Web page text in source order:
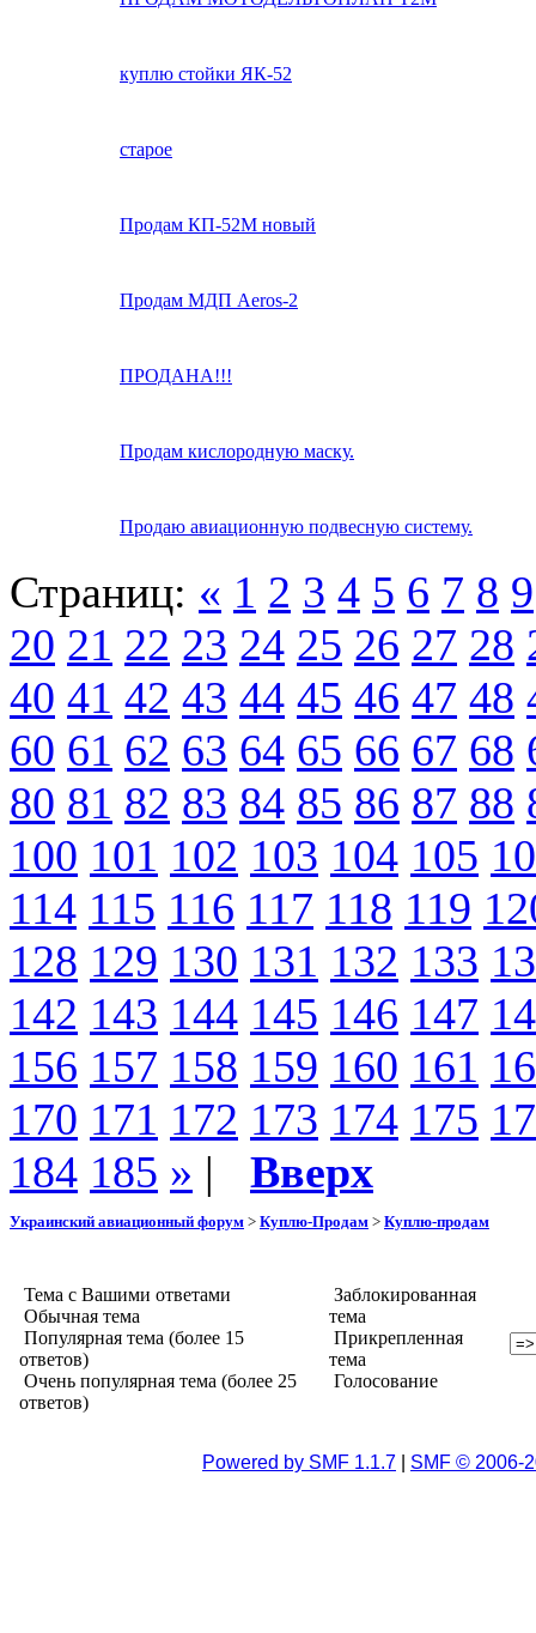
куплю стойки ЯК-52
старое
Продам КП-52М новый
Продам МДП Aeros-2
ПРОДАНА!!!
Продам кислородную маску.
Продаю авиационную подвесную систему.
Страниц: « 1 2 3 4 5 6 7 8 9
20 21 22 23 24 25 26 27 28
40 41 42 43 44 45 46 47 48
60 61 62 63 64 65 66 67 68
80 81 82 83 84 85 86 87 88
100 101 102 103 104 105
114 115 116 117 118 119
128 129 130 131 132 133
142 143 144 145 146 147
156 157 158 159 160 161
170 171 172 173 174 175
184 185 » | Вверх
Украинский авиационный форум > Куплю-Продам > Куплю-продам
Тема с Вашими ответами
Обычная тема
Популярная тема (более 15
ответов)
Очень популярная тема (более 25
ответов)
Заблокированная
тема
Прикрепленная
тема
Голосование
Powered by SMF 1.1.7 SMF © 2006-